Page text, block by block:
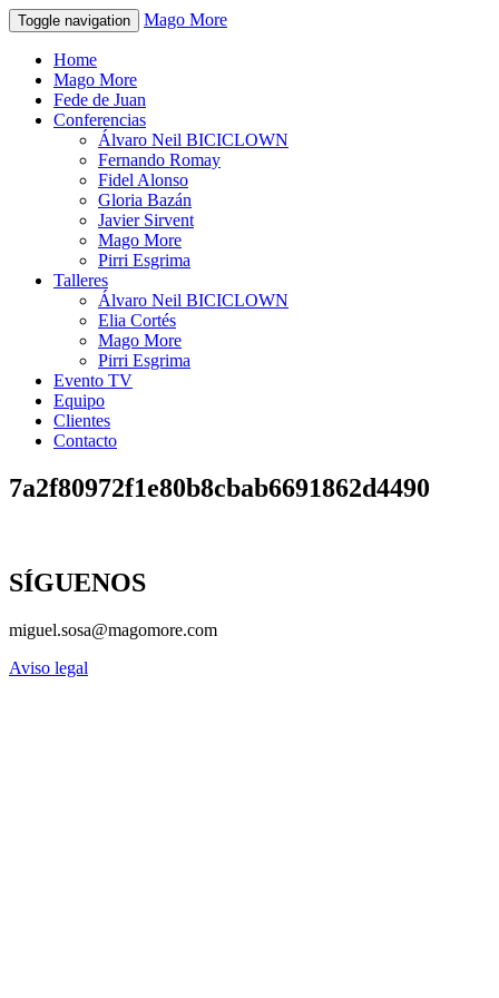
Toggle navigation Mago More
Home
Mago More
Fede de Juan
Conferencias
Álvaro Neil BICICLOWN
Fernando Romay
Fidel Alonso
Gloria Bazán
Javier Sirvent
Mago More
Pirri Esgrima
Talleres
Álvaro Neil BICICLOWN
Elia Cortés
Mago More
Pirri Esgrima
Evento TV
Equipo
Clientes
Contacto
7a2f80972f1e80b8cbab6691862d4490
SÍGUENOS
miguel.sosa@magomore.com
Aviso legal